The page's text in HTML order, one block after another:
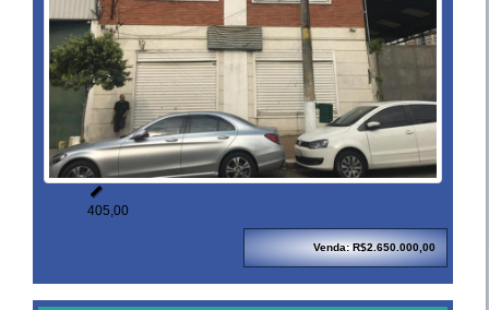

405,00
Venda: R$2.650.000,00